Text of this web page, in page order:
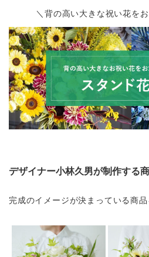
＼背の高い大きな祝い花を
デザイナー小林久男が制作する
完成のイメージが決まっている商品